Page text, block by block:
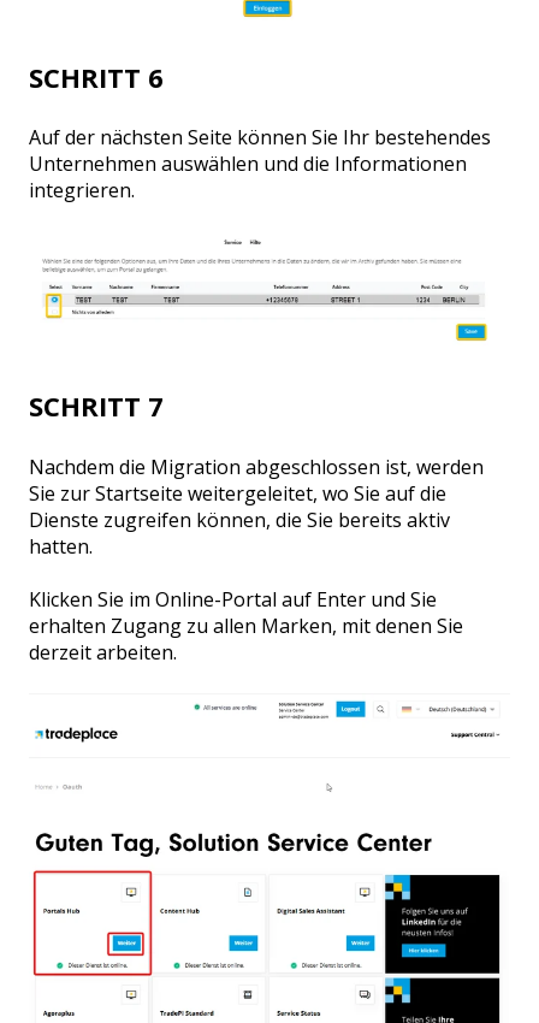
SCHRITT 6
Auf der nächsten Seite können Sie Ihr bestehendes
Unternehmen auswählen und die Informationen
integrieren.
SCHRITT 7
Nachdem die Migration abgeschlossen ist, werden
Sie zur Startseite weitergeleitet, wo Sie auf die
Dienste zugreifen können, die Sie bereits aktiv
hatten.
Klicken Sie im Online-Portal auf Enter und Sie
erhalten Zugang zu allen Marken, mit denen Sie
derzeit arbeiten.